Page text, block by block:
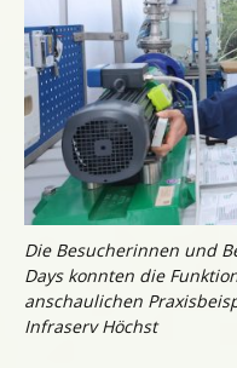
Die Besucherinnen und
Days konnten die
anschaulichen
Infraserv Höchst